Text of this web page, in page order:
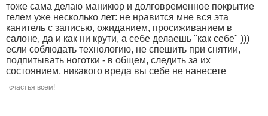
тоже сама делаю маникюр и долговременное покрытие
гелем уже несколько лет: не нравится мне вся эта
канитель с записью, ожиданием, просиживанием в
салоне, да и как ни крути, а себе делаешь "как себе" )))
если соблюдать технологию, не спешить при снятии,
подпитывать ноготки - в общем, следить за их
состоянием, никакого вреда вы себе не нанесете
счастья всем!